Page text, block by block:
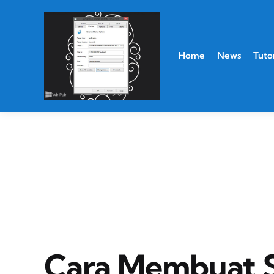
Home News
Cara Membuat